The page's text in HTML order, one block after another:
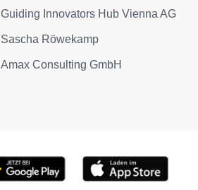
Guiding Innovators Hub Vienna AG
Sascha Röwekamp
Amax Consulting GmbH